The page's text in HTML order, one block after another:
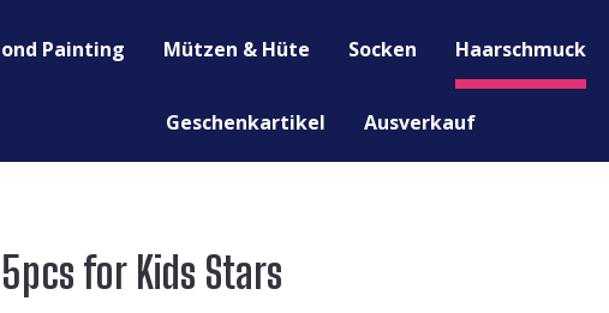
Painting Mützen & Hüte Socken Haarschmuck
Geschenkartikel Ausverkauf
for Kids Stars